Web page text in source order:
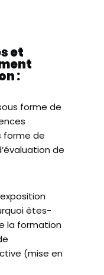
et
:
forme de
forme de
de
exposition
êtes-
la formation
(mise en